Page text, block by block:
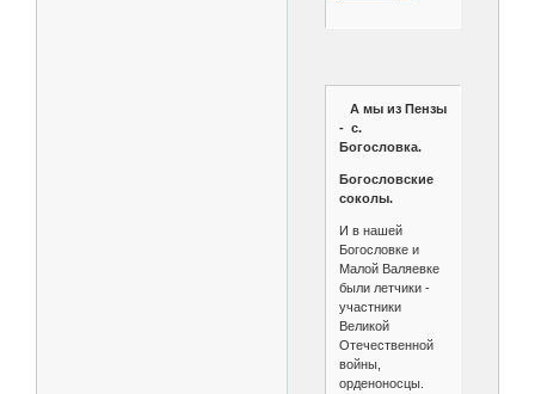
А мы из Пензы
- с.
Богословка.
Богословские
соколы.
И в нашей
Богословке и
Малой Валяевке
были летчики -
участники
Великой
Отечественной
войны,
орденоносцы.